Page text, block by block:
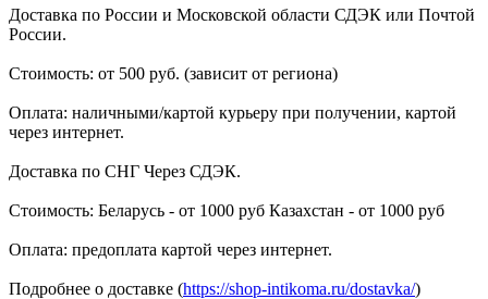
Доставка по России и Московской области СДЭК или Почтой
России.
Стоимость: от 500 руб. (зависит от региона)
Оплата: наличными/картой курьеру при получении, картой
через интернет.
Доставка по СНГ Через СДЭК.
Стоимость: Беларусь - от 1000 руб Казахстан - от 1000 руб
Оплата: предоплата картой через интернет.
Подробнее о доставке (https://shop-intikoma.ru/dostavka/)